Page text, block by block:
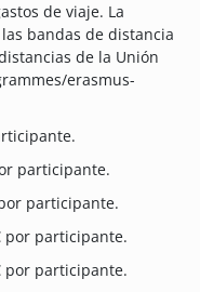
de viaje. La
bandas de distancia
de la Unión
erasmus-
participante.
participante.
por participante.
por participante.